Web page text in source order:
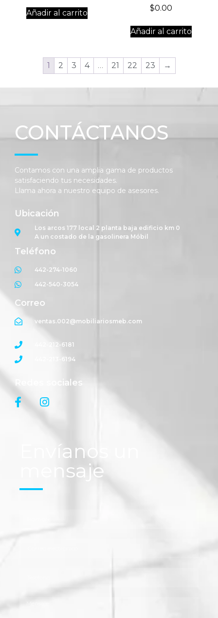
Añadir al carrito
$0.00
Añadir al carrito
1 2 3 4 … 21 22 23 →
CONTÁCTANOS
Contamos con una amplia gama de productos
satisfaciendo tus necesidades.
Llama ahora a nuestro equipo de asesores.
Ubicación
Los arcos 177 local 2 planta baja edificio km 0
A un costado de la gasolinera Móbil
Teléfono
442-274-1060
442-540-3054
Correo
ventas.002@mobiliariosmeb.com
442-212-6181
442-213-6194
Redes sociales
Envíanos un
mensaje